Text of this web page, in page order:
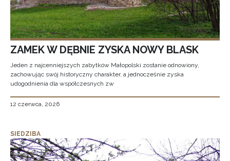
ZAMEK W DĘBNIE ZYSKA NOWY BLASK
Jeden z najcenniejszych zabytków Małopolski zostanie odnowiony,
zachowując swój historyczny charakter, a jednocześnie zyska
udogodnienia dla współczesnych zw
12 czerwca, 2026
SIEDZIBA